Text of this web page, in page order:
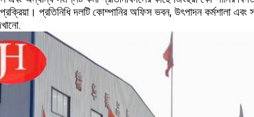
প্রতিনিধি দলটি কোম্পানির অফিস ভবন, উৎপাদন কর্মশালা